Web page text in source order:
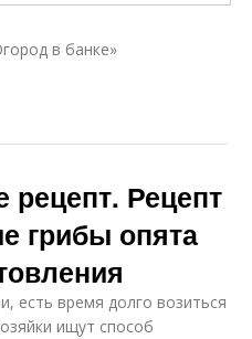
в банке»
Рецепт
грибы опята
есть время долго возиться
ищут способ